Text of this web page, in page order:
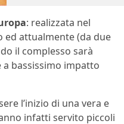
: realizzata nel
ed attualmente (da due
il complesso sarà
bassissimo impatto
l’inizio di una vera e
infatti servito piccoli